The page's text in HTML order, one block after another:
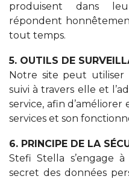
produisent dans
répondent
tout temps.
5. OUTILS DE
Notre site peut utiliser
suivi à travers elle et
service, afin d’améliorer
services et son
6. PRINCIPE DE LA
Stefi Stella s’engage
secret des données